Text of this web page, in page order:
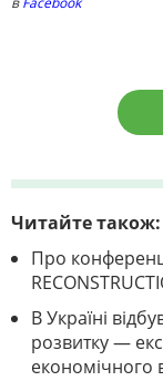
Читайте також:
Про
В Україні
розвитку —
економічного